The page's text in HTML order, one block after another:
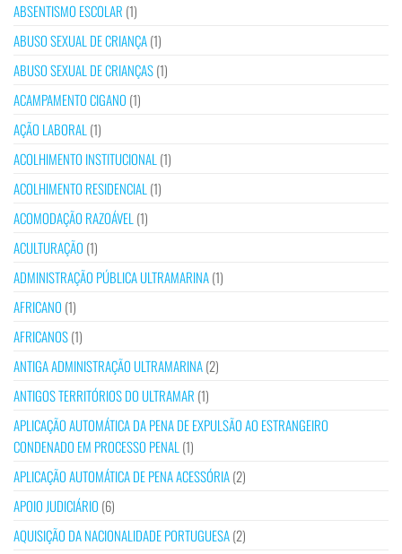
ABSENTISMO ESCOLAR (1)
ABUSO SEXUAL DE CRIANÇA(1)
ABUSO SEXUAL DE CRIANÇAS(1)
ACAMPAMENTO CIGANO (1)
AÇÃO LABORAL (1)
ACOLHIMENTO INSTITUCIONAL (1)
ACOLHIMENTO RESIDENCIAL (1)
ACOMODAÇÃO RAZOÁVEL (1)
ACULTURAÇÃO (1)
ADMINISTRAÇÃO PÚBLICA ULTRAMARINA(1)
AFRICANO (1)
AFRICANOS(1)
ANTIGA ADMINISTRAÇÃO ULTRAMARINA(2)
ANTIGOS TERRITÓRIOS DO ULTRAMAR (1)
APLICAÇÃO AUTOMÁTICA DA PENA DE EXPULSÃO AO ESTRANGEIRO
CONDENADO EM PROCESSO PENAL (1)
APLICAÇÃO AUTOMÁTICA DE PENA ACESSÓRIA(2)
APOIO JUDICIÁRIO (6)
AQUISIÇÃO DA NACIONALIDADE PORTUGUESA(2)